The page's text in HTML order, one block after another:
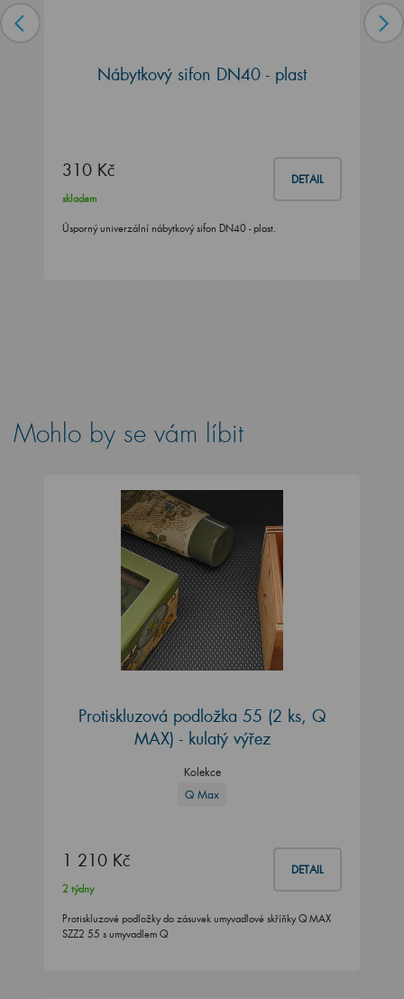
Nábytkový sifon DN40 - plast
310 Kč DETAIL
skladem
Úsporný univerzální nábytkový sifon DN40 - plast.
Mohlo by se vám líbit
Protiskluzová podložka 55 (2 ks, Q
MAX) - kulatý výřez
Kolekce
Q Max
1 210 Kč DETAIL
2 týdny
Protiskluzové podložky do zásuvek umyvadlové skříňky Q MAX
SZZ2 55 s umyvadlem Q